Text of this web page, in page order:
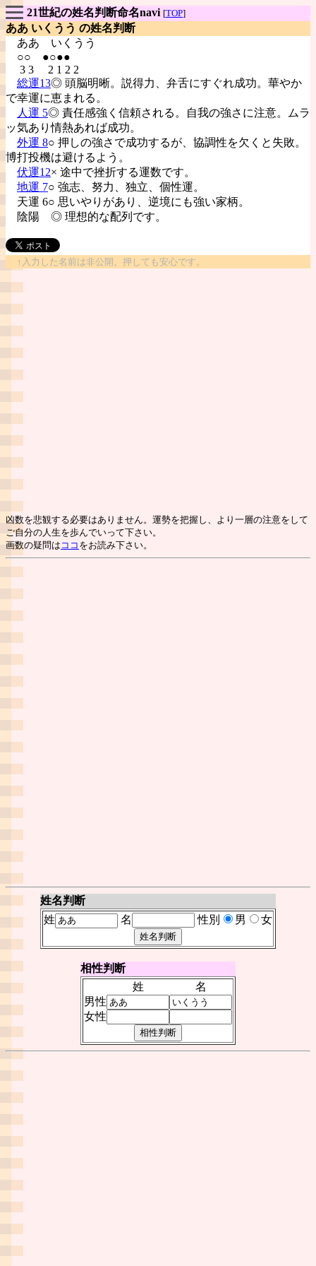
21世紀の姓名判断命名navi [TOP]
ああ いくうう の姓名判断
ああ いくうう
○○ ●○●●
3 3 2 1 2 2
総運13◎ 頭脳明晰。説得力、弁舌にすぐれ成功。華やか
で幸運に恵まれる。
人運 5◎ 責任感強く信頼される。自我の強さに注意。ムラ
ッ気あり情熱あれば成功。
外運 8○ 押しの強さで成功するが、協調性を欠くと失敗。
博打投機は避けるよう。
伏運12× 途中で挫折する運数です。
地運 7○ 強志、努力、独立、個性運。
天運 6○ 思いやりがあり、逆境にも強い家柄。
陰陽 ◎ 理想的な配列です。
↑入力した名前は非公開。押しても安心です。
凶数を悲観する必要はありません。運勢を把握し、より一層の注意をして
ご自分の人生を歩んでいって下さい。
画数の疑問は ココ をお読み下さい。
姓名判断
姓
名 性別 男 女
相性判断
姓
名
男性
女性